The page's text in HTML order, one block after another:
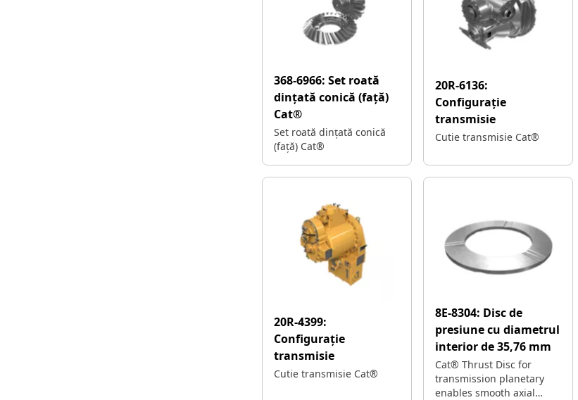
368-6966: Set roată
dințată conică (față)
Cat®
Set roată dințată conică
(față) Cat®
20R-6136:
Configurație
transmisie
Cutie transmisie Cat®
20R-4399:
Configurație
transmisie
Cutie transmisie Cat®
8E-8304: Disc de
presiune cu diametrul
interior de 35,76 mm
Cat® Thrust Disc for
transmission planetary
enables smooth axial